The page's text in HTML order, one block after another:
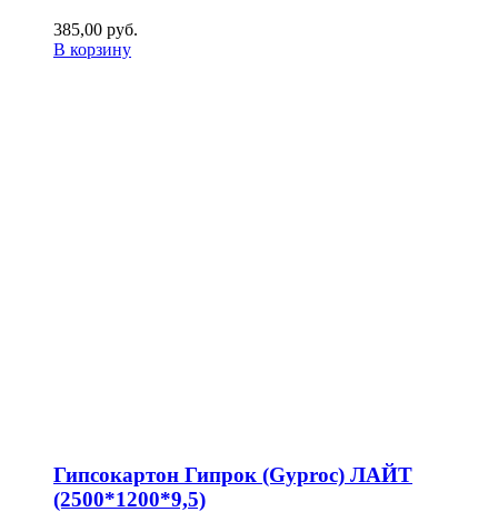
385,00 руб.
В корзину
Гипсокартон Гипрок (Gyproc) ЛАЙТ
(2500*1200*9,5)